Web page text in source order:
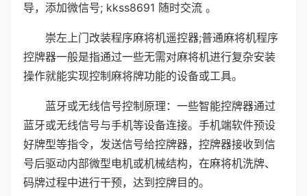
导，添加微信号; kkss8691 随时交流 。
崇左上门改装程序麻将机遥控器;普通麻将机程序
控牌器一般是指通过一些无需对麻将机进行复杂安装
操作就能实现控制麻将牌功能的设备或工具。
蓝牙或无线信号控制原理：一些智能控牌器通过
蓝牙或无线信号与手机等设备连接。手机端软件预设
好牌型等指令，发送信号给控牌器，控牌器接收到信
号后驱动内部微型电机或机械结构，在麻将机洗牌、
码牌过程中进行干预，达到控牌目的。